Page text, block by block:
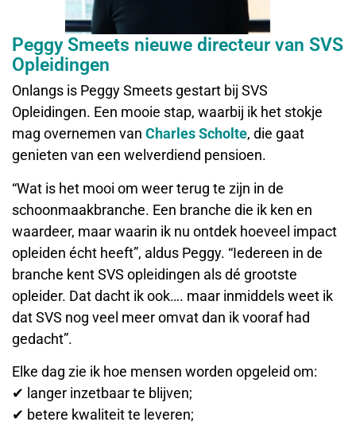
Peggy Smeets nieuwe directeur van SVS
Opleidingen
Onlangs is Peggy Smeets gestart bij SVS
Opleidingen. Een mooie stap, waarbij ik het stokje
mag overnemen van Charles Scholte, die gaat
genieten van een welverdiend pensioen.
“Wat is het mooi om weer terug te zijn in de
schoonmaakbranche. Een branche die ik ken en
waardeer, maar waarin ik nu ontdek hoeveel impact
opleiden écht heeft”, aldus Peggy. “Iedereen in de
branche kent SVS opleidingen als dé grootste
opleider. Dat dacht ik ook…. maar inmiddels weet ik
dat SVS nog veel meer omvat dan ik vooraf had
gedacht”.
Elke dag zie ik hoe mensen worden opgeleid om:
✔ langer inzetbaar te blijven;
✔ betere kwaliteit te leveren;